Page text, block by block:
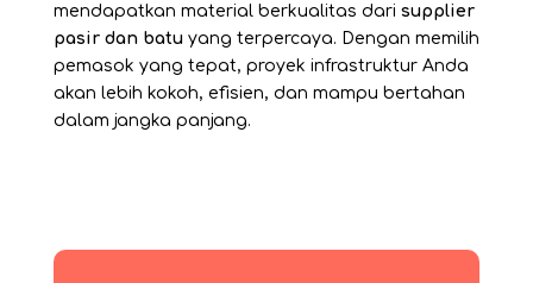
mendapatkan material berkualitas dari supplier
pasir dan batuyang terpercaya. Dengan memilih
pemasok yang tepat, proyek infrastruktur Anda
akan lebih kokoh, efisien, dan mampu bertahan
dalam jangka panjang.